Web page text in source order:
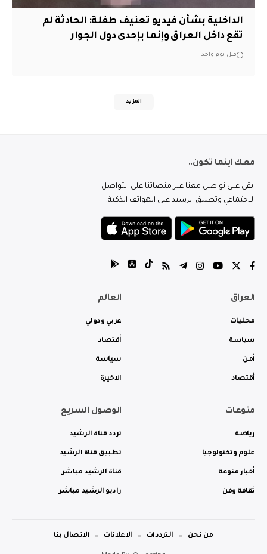
الداخلية بشأن فيديو تعنيف طفلة: الحادثة لم
تقع داخل العراق وإنما بإحدى دول الجوار
قبل يوم واحد
المزيد
معك اينما تكون..
ابقى على تواصل معنا عبر منصاتنا على التواصل
الاجتماعي وتطبيق الرشيد على الهواتف الذكية.
العراق
محليات
سياسة
أمن
أقتصاد
العالم
عربي ودولي
أقتصاد
سياسة
الاخيرة
منوعات
رياضة
علوم وتكنولوجيا
أخبار منوعة
ثقافة وفن
الوصول السريع
تردد قناة الرشيد
تطبيق قناة الرشيد
قناة الرشيد مباشر
راديو الرشيد مباشر
من نحن الترددات الاعلانات الاتصال بنا